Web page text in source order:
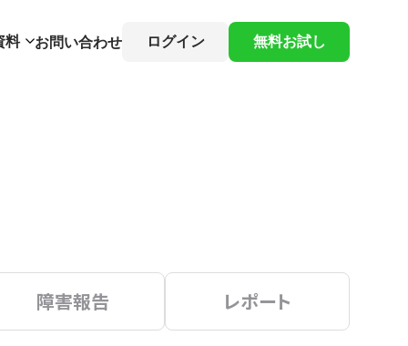
料 お問い合わせ ログイン 無料お試し
障害報告 レポート